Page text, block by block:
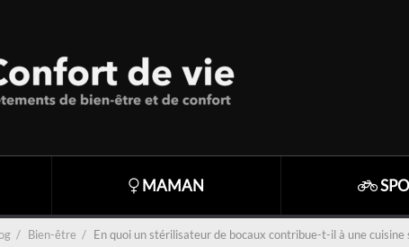
MAMAN
/ Bien-être / En quoi un stérilisateur de bocaux contribue-t-il à une cuisine